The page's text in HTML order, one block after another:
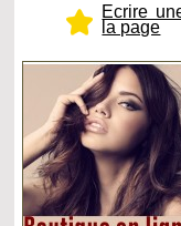
Ecrire
la page